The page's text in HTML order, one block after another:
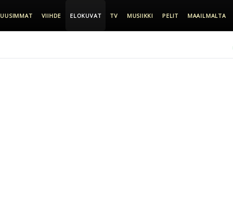
UUSIMMAT VIIHDE ELOKUVAT TV MUSIIKKI PELIT MAAILMALTA